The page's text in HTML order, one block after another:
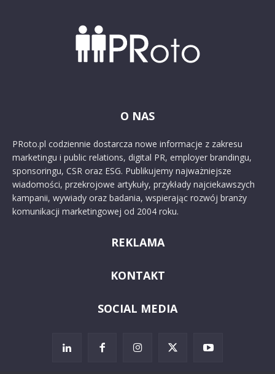
O NAS
PRoto.pl codziennie dostarcza nowe informacje z zakresu
marketingu i public relations, digital PR, employer brandingu,
sponsoringu, CSR oraz ESG. Publikujemy najważniejsze
wiadomości, przekrojowe artykuły, przykłady najciekawszych
kampanii, wywiady oraz badania, wspierając rozwój branży
komunikacji marketingowej od 2004 roku.
REKLAMA
KONTAKT
SOCIAL MEDIA